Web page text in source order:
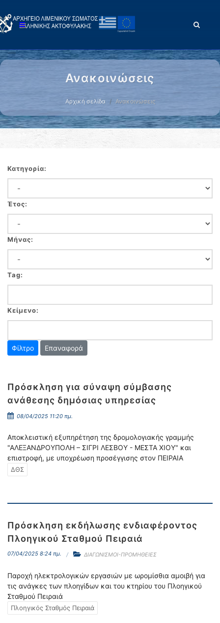
Ανακοινώσεις
Αρχική σελίδα Ανακοινώσεις
Κατηγορία:
Έτος:
Μήνας:
Tag:
Κείμενο:
Επαναφορά
Πρόσκληση για σύναψη σύμβασης
ανάθεσης δημόσιας υπηρεσίας
08/04/2025 11:20 πμ.
Αποκλειστική εξυπηρέτηση της δρομολογιακής γραμμής
"ΑΛΕΞΑΝΔΡΟΥΠΟΛΗ – ΣΙΓΡΙ ΛΕΣΒΟΥ - ΜΕΣΤΑ ΧΙΟΥ" και
επιστροφή, με υποχρέωση προσέγγισης στον ΠΕΙΡΑΙΑ
ΔΘΣ
Πρόσκληση εκδήλωσης ενδιαφέροντος
Πλοηγικού Σταθμού Πειραιά
07/04/2025 8:24 πμ. ΔΙΑΓΩΝΙΣΜΟΙ-ΠΡΟΜΗΘΕΙΕΣ
Παροχή ηλεκτρολογικών εργασιών με ωρομίσθια αμοιβή για
τις ανάγκες των πλοηγίδων και του κτηρίου του Πλοηγικού
Σταθμού Πειραιά
Πλοηγικός Σταθμός Πειραιά